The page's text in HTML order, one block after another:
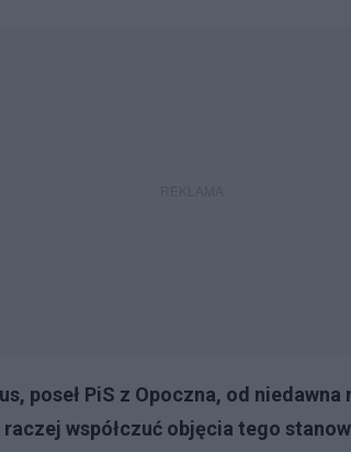
poseł PiS z Opoczna, od
współczuć objęcia tego